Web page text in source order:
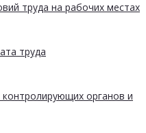
труда на рабочих местах
труда
органов и